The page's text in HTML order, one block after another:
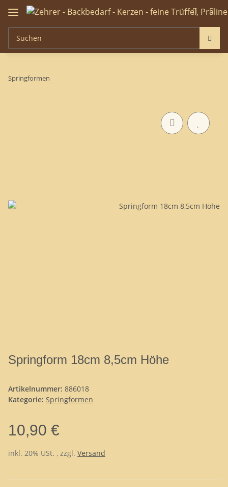
Springformen
Springform 18cm 8,5cm Höhe
Artikelnummer: 886018
Kategorie: Springformen
10,90 €
inkl. 20% USt. , zzgl. Versand